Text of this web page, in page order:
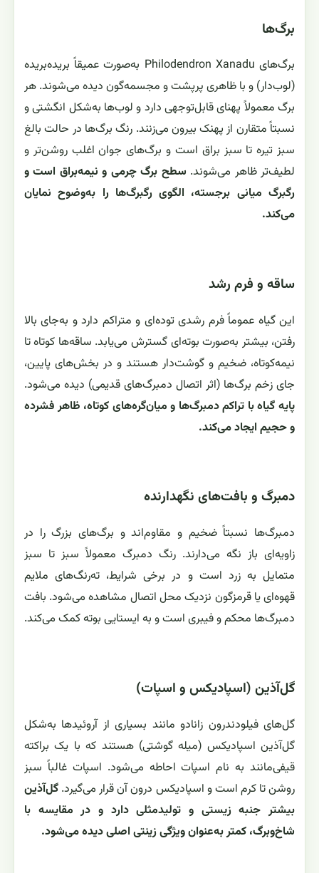
برگ‌ها
برگ‌های Philodendron Xanadu به‌صورت عمیقاً برید‌ه‌برید‌ه
(لوب‌دار) و با ظاهری پرپشت و مجسمه‌گون دیده می‌شوند. هر
برگ معمولاً پهنای قابل‌توجهی دارد و لوب‌ها به‌شکل انگشتی و
نسبتاً متقارن از پهنک بیرون می‌زنند. رنگ برگ‌ها در حالت بالغ
سبز تیره تا سبز براق است و برگ‌های جوان اغلب روشن‌تر و
لطیف‌تر ظاهر می‌شوند. سطح برگ چرمی و نیمه‌براق است و
رگبرگ میانی برجسته، الگوی رگبرگ‌ها را به‌وضوح نمایان
می‌کند.
ساقه و فرم رشد
این گیاه عموماً فرم رشدی توده‌ای و متراکم دارد و به‌جای بالا
رفتن، بیشتر به‌صورت بوته‌ای گسترش می‌یابد. ساقه‌ها کوتاه تا
نیمه‌کوتاه، ضخیم و گوشت‌دار هستند و در بخش‌های پایین،
جای زخم برگ‌ها (اثر اتصال دمبرگ‌های قدیمی) دیده می‌شود.
پایه گیاه با تراکم دمبرگ‌ها و میان‌گره‌های کوتاه، ظاهر فشرده
و حجیم ایجاد می‌کند.
دمبرگ و بافت‌های نگهدارنده
دمبرگ‌ها نسبتاً ضخیم و مقاوم‌اند و برگ‌های بزرگ را در
زاویه‌ای باز نگه می‌دارند. رنگ دمبرگ معمولاً سبز تا سبز
متمایل به زرد است و در برخی شرایط، ته‌رنگ‌های ملایم
قهوه‌ای یا قرمزگون نزدیک محل اتصال مشاهده می‌شود. بافت
دمبرگ‌ها محکم و فیبری است و به ایستایی بوته کمک می‌کند.
گل‌آذین (اسپادیکس و اسپات)
گل‌های فیلودندرون زانادو مانند بسیاری از آروئیدها به‌شکل
گل‌آذین اسپادیکس (میله گوشتی) هستند که با یک براکته
قیفی‌مانند به نام اسپات احاطه می‌شود. اسپات غالباً سبز
روشن تا کرم است و اسپادیکس درون آن قرار می‌گیرد.گل‌آذین
بیشتر جنبه زیستی و تولیدمثلی دارد و در مقایسه با
شاخ‌وبرگ، کمتر به‌عنوان ویژگی زینتی اصلی دیده می‌شود.